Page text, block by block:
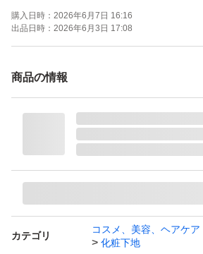
購入日時： 2026年6月7日 16:16
出品日時： 2026年6月3日 17:08
商品の情報
カテゴリ
コスメ、美容、ヘアケア
化粧下地